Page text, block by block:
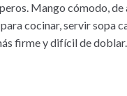
Mango cómodo,
cocinar, servir sopa
firme y difícil de doblar.